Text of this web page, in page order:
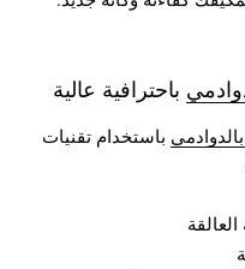
باحترافية عالية
باستخدام تقنيات